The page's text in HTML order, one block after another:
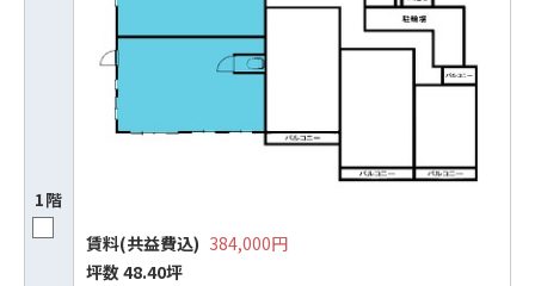
1階
賃料(共益費込) 384,000円
坪数 48.40坪